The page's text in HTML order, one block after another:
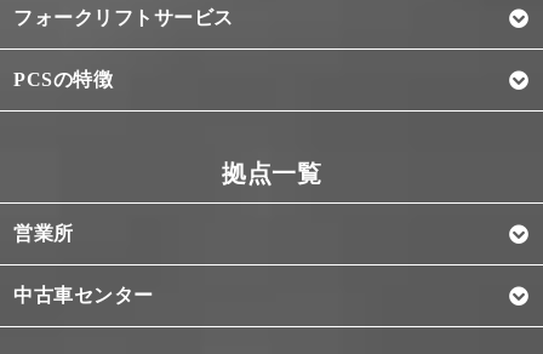
フォークリフトサービス
PCSの特徴
営業所
中古車センター